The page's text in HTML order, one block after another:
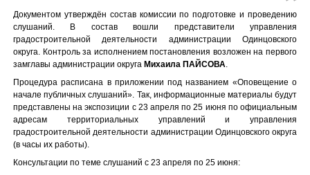
Документом утверждён состав комиссии по подготовке и проведению
слушаний. В состав вошли представители управления
градостроительной деятельности администрации Одинцовского
округа. Контроль за исполнением постановления возложен на первого
замглавы администрации округа Михаила ПАЙСОВА.
Процедура расписана в приложении под названием «Оповещение о
начале публичных слушаний». Так, информационные материалы будут
представлены на экспозиции с 23 апреля по 25 июня по официальным
адресам территориальных управлений и управления
градостроительной деятельности администрации Одинцовского округа
(в часы их работы).
Консультации по теме слушаний с 23 апреля по 25 июня: